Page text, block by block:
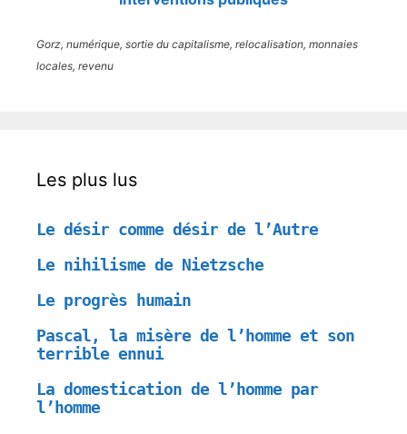
Gorz, numérique, sortie du capitalisme, relocalisation, monnaies
locales, revenu
Les plus lus
Le désir comme désir de l’Autre
Le nihilisme de Nietzsche
Le progrès humain
Pascal, la misère de l’homme et son
terrible ennui
La domestication de l’homme par
l’homme